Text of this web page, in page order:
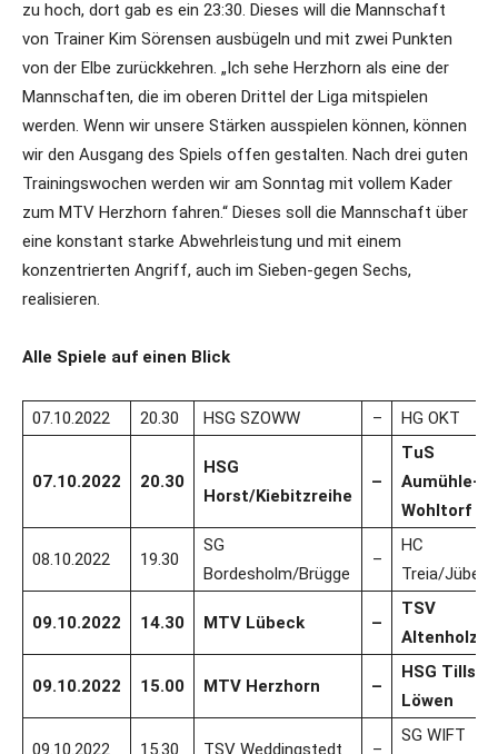
zu hoch, dort gab es ein 23:30. Dieses will die Mannschaft
von Trainer Kim Sörensen ausbügeln und mit zwei Punkten
von der Elbe zurückkehren. „Ich sehe Herzhorn als eine der
Mannschaften, die im oberen Drittel der Liga mitspielen
werden. Wenn wir unsere Stärken ausspielen können, können
wir den Ausgang des Spiels offen gestalten. Nach drei guten
Trainingswochen werden wir am Sonntag mit vollem Kader
zum MTV Herzhorn fahren.“ Dieses soll die Mannschaft über
eine konstant starke Abwehrleistung und mit einem
konzentrierten Angriff, auch im Sieben-gegen Sechs,
realisieren.
Alle Spiele auf einen Blick
07.10.2022 20.30 HSG SZOWW – HG OKT
07.10.2022 20.30
HSG
Horst/Kiebitzreihe
–
TuS
Aumühle-
Wohltorf
08.10.2022 19.30
SG
Bordesholm/Brügge
–
HC
Treia/Jübek
09.10.2022 14.30 MTV Lübeck –
TSV
Altenholz II
09.10.2022 15.00 MTV Herzhorn –
HSG Tills
Löwen
09.10.2022 15.30 TSV Weddingstedt –
SG WIFT